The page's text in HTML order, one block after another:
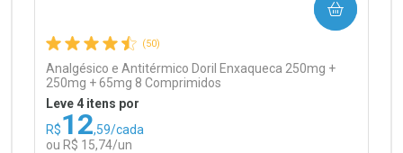
(50)
Analgésico e Antitérmico Doril Enxaqueca 250mg +
250mg + 65mg 8 Comprimidos
Leve 4 itens por
R$12,59/cada
ou R$ 15,74/un
COMPRAR